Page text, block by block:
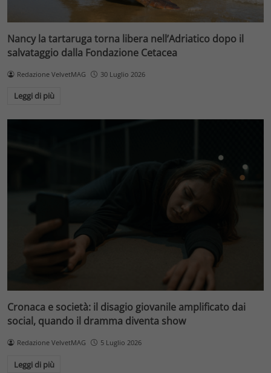
Nancy la tartaruga torna libera nell’Adriatico dopo il
salvataggio dalla Fondazione Cetacea
Redazione VelvetMAG 30 Luglio 2026
Leggi di più
Cronaca e società: il disagio giovanile amplificato dai
social, quando il dramma diventa show
Redazione VelvetMAG 5 Luglio 2026
Leggi di più